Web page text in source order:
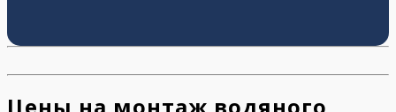
Цены на монтаж водяного